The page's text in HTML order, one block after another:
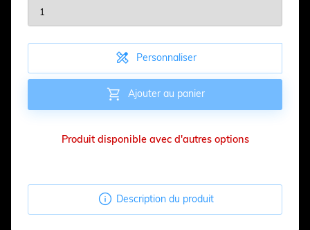
 Personnaliser
 Ajouter au panier
Produit disponible avec d'autres options
 Description du produit